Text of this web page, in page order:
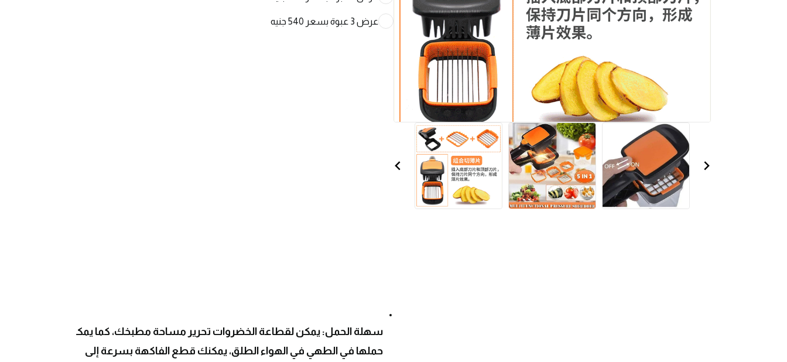
عرض 3 عبوة بسعر 540 جنيه
سهلة الحمل: يمكن لقطاعة الخضروات تحرير مساحة مطبخك، كما يمكن
حملها في الطهي في الهواء الطلق، يمكنك قطع الفاكهة بسرعة إلى